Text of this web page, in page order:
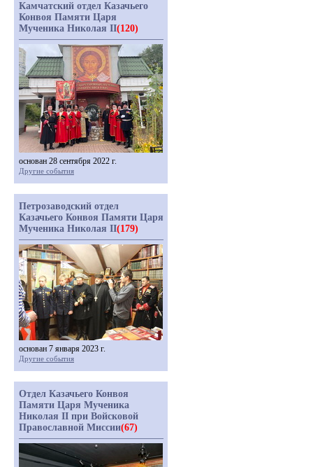
Камчатский отдел Казачьего
Конвоя Памяти Царя
Мученика Николая II(120)
основан 28 сентября 2022 г.
Другие события
Петрозаводский отдел
Казачьего Конвоя Памяти Царя
Мученика Николая II(179)
основан 7 января 2023 г.
Другие события
Отдел Казачьего Конвоя
Памяти Царя Мученика
Николая II при Войсковой
Православной Миссии(67)